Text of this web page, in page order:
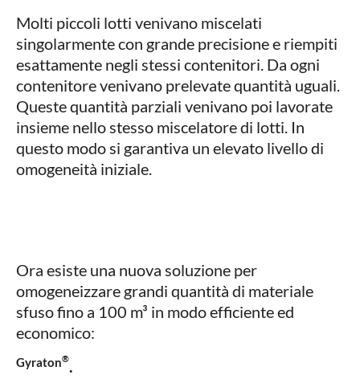
Molti piccoli lotti venivano miscelati
singolarmente con grande precisione e riempiti
esattamente negli stessi contenitori. Da ogni
contenitore venivano prelevate quantità uguali.
Queste quantità parziali venivano poi lavorate
insieme nello stesso miscelatore di lotti. In
questo modo si garantiva un elevato livello di
omogeneità iniziale.
Ora esiste una nuova soluzione per
omogeneizzare grandi quantità di materiale
sfuso fino a 100 m³ in modo efficiente ed
economico:
Gyraton®.